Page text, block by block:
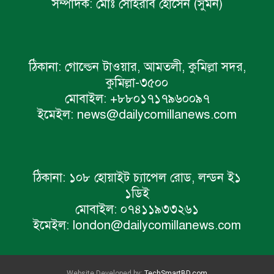
সম্পাদক: মোঃ সোহরাব হোসেন (সুমন)
ঠিকানা: গোল্ডেন টাওয়ার, আমতলী, কুমিল্লা সদর,
কুমিল্লা-৩৫০০
মোবাইল: +৮৮০১৭১৭৯৬০০৯৭
ইমেইল: news@dailycomillanews.com
ঠিকানা: ১০৮ হোয়াইট চ্যাপেল রোড, লন্ডন ই১
১ডিই
মোবাইল: ০৭৪১১৯৩৩২৬১
ইমেইল: london@dailycomillanews.com